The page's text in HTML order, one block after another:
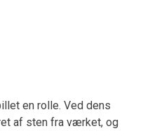
en rolle. Ved dens
af sten fra værket, og